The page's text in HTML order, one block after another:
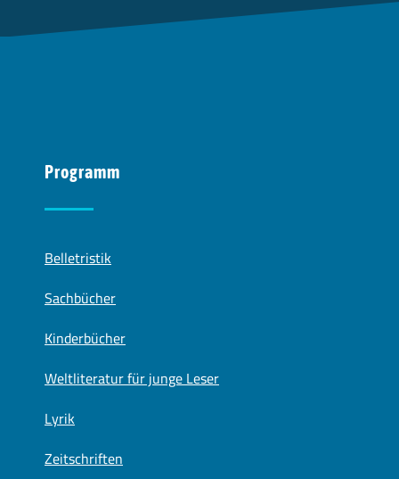
Programm
Belletristik
Sachbücher
Kinderbücher
Weltliteratur für junge Leser
Lyrik
Zeitschriften